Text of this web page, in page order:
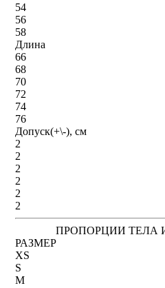
54
56
58
Длина
66
68
70
72
74
76
Допуск(+\-), см
2
2
2
2
2
2
ПРОПОРЦИИ ТЕЛА
РАЗМЕР
XS
S
M